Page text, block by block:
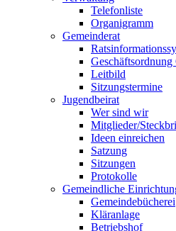
Telefonliste
Organigramm
Gemeinderat
Geschäftsordnung
Leitbild
Sitzungstermine
Jugendbeirat
Wer sind wir
Mitglieder/
Ideen einreichen
Satzung
Sitzungen
Protokolle
Gemeindliche
Gemeindebücherei
Kläranlage
Betriebshof